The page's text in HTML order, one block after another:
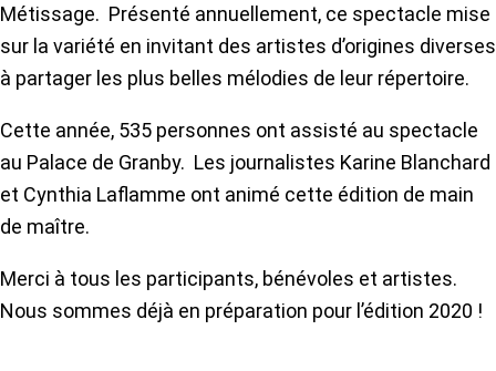
Métissage. Présenté annuellement, ce spectacle mise
sur la variété en invitant des artistes d’origines diverses
à partager les plus belles mélodies de leur répertoire.
Cette année, 535 personnes ont assisté au spectacle
au Palace de Granby. Les journalistes Karine Blanchard
et Cynthia Laflamme ont animé cette édition de main
de maître.
Merci à tous les participants, bénévoles et artistes.
Nous sommes déjà en préparation pour l’édition 2020 !